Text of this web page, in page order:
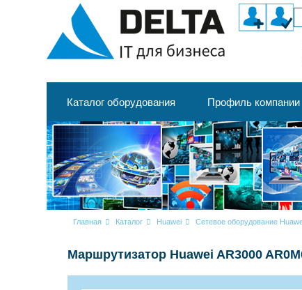
Каталог оборудования Профиль компании
Главная Каталог Huawei Сетевое оборудование
Маршрутизатор Huawei AR3000